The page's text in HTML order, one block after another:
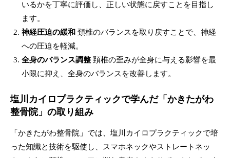
いるかを丁寧に評価し、正しい状態に戻すことを目指し
ます。
神経圧迫の緩和 頚椎のバランスを取り戻すことで、神経
への圧迫を軽減。
全身のバランス調整 頚椎の歪みが全身に与える影響を最
小限に抑え、全身のバランスを改善します。
塩川カイロプラクティックで学んだ「かきたがわ
整骨院」の取り組み
「かきたがわ整骨院」では、塩川カイロプラクティックで培
った知識と技術を駆使し、スマホネックやストレートネッ